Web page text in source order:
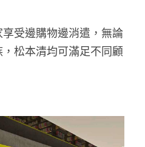
享受邊購物邊消遣 ， 無論
， 松本清均可滿足不同顧